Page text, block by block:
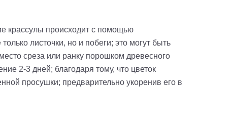
крассулы происходит с помощью
листочки, но и побеги; это могут быть
среза или ранку порошком древесного
2-3 дней; благодаря тому, что цветок
просушки; предварительно укоренив его в